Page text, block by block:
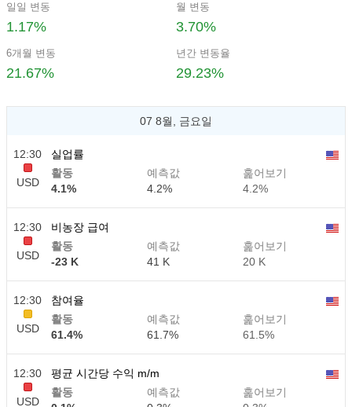
일일 변동
1.17%
월 변동
3.70%
6개월 변동
21.67%
년간 변동율
29.23%
07 8월, 금요일
12:30
USD
실업률
활동
4.1%
예측값
4.2%
훑어보기
4.2%
12:30
USD
비농장 급여
활동
-23 K
예측값
41 K
훑어보기
20 K
12:30
USD
참여율
활동
61.4%
예측값
61.7%
훑어보기
61.5%
12:30
USD
평균 시간당 수익 m/m
활동
예측값
훑어보기